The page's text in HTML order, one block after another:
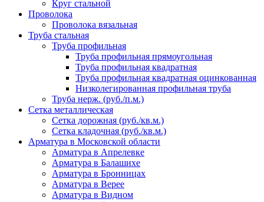
Круг стальной
Проволока
Проволока вязальная
Труба стальная
Труба профильная
Труба профильная прямоугольная
Труба профильная квадратная
Труба профильная квадратная оцинкованная
Низколегированная профильная труба
Труба нерж. (руб./п.м.)
Сетка металлическая
Сетка дорожная (руб./кв.м.)
Сетка кладочная (руб./кв.м.)
Арматура в Московской области
Арматура в Апрелевке
Арматура в Балашихе
Арматура в Бронницах
Арматура в Верее
Арматура в Видном